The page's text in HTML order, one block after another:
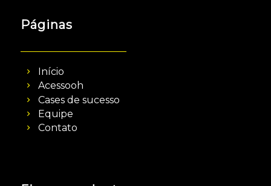
Páginas
Início
Acessooh
Cases de sucesso
Equipe
Contato